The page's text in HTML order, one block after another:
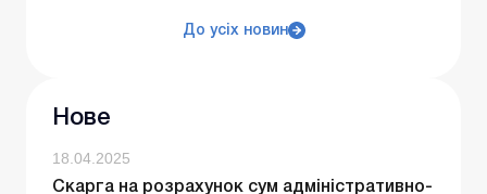
До усіх новин
Нове
18.04.2025
Скарга на розрахунок сум адміністративно-